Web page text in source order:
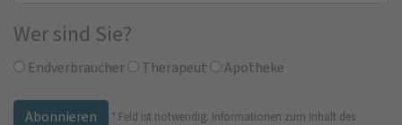
Wer sind Sie?
Endverbraucher Therapeut Apotheke
* Feld ist notwendig. Informationen zum Inhalt des